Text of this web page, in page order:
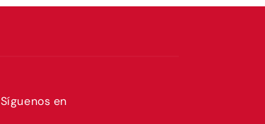
Síguenos en